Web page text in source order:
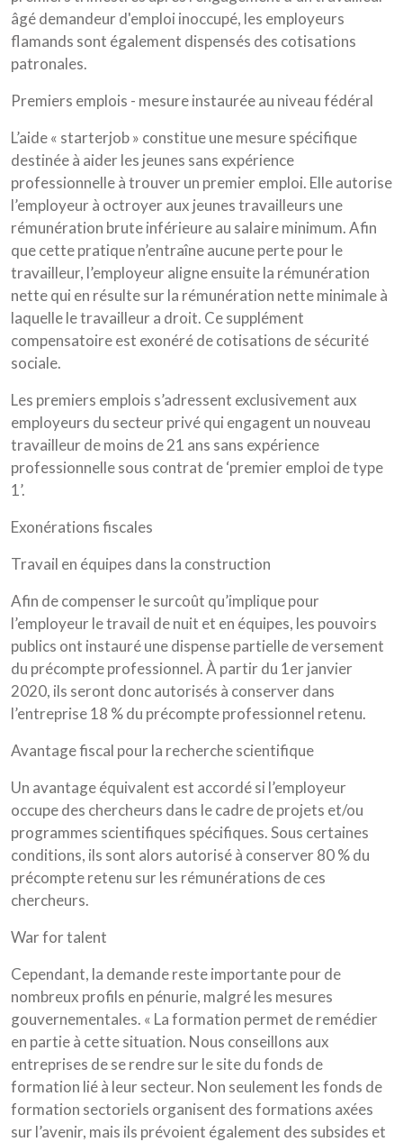
âgé demandeur d'emploi inoccupé, les employeurs
flamands sont également dispensés des cotisations
patronales.
Premiers emplois - mesure instaurée au niveau fédéral
L’aide « starterjob » constitue une mesure spécifique
destinée à aider les jeunes sans expérience
professionnelle à trouver un premier emploi. Elle autorise
l’employeur à octroyer aux jeunes travailleurs une
rémunération brute inférieure au salaire minimum. Afin
que cette pratique n’entraîne aucune perte pour le
travailleur, l’employeur aligne ensuite la rémunération
nette qui en résulte sur la rémunération nette minimale à
laquelle le travailleur a droit. Ce supplément
compensatoire est exonéré de cotisations de sécurité
sociale.
Les premiers emplois s’adressent exclusivement aux
employeurs du secteur privé qui engagent un nouveau
travailleur de moins de 21 ans sans expérience
professionnelle sous contrat de ‘premier emploi de type
1’.
Exonérations fiscales
Travail en équipes dans la construction
Afin de compenser le surcoût qu’implique pour
l’employeur le travail de nuit et en équipes, les pouvoirs
publics ont instauré une dispense partielle de versement
du précompte professionnel. À partir du 1er janvier
2020, ils seront donc autorisés à conserver dans
l’entreprise 18 % du précompte professionnel retenu.
Avantage fiscal pour la recherche scientifique
Un avantage équivalent est accordé si l’employeur
occupe des chercheurs dans le cadre de projets et/ou
programmes scientifiques spécifiques. Sous certaines
conditions, ils sont alors autorisé à conserver 80 % du
précompte retenu sur les rémunérations de ces
chercheurs.
War for talent
Cependant, la demande reste importante pour de
nombreux profils en pénurie, malgré les mesures
gouvernementales. « La formation permet de remédier
en partie à cette situation. Nous conseillons aux
entreprises de se rendre sur le site du fonds de
formation lié à leur secteur. Non seulement les fonds de
formation sectoriels organisent des formations axées
sur l’avenir, mais ils prévoient également des subsides et